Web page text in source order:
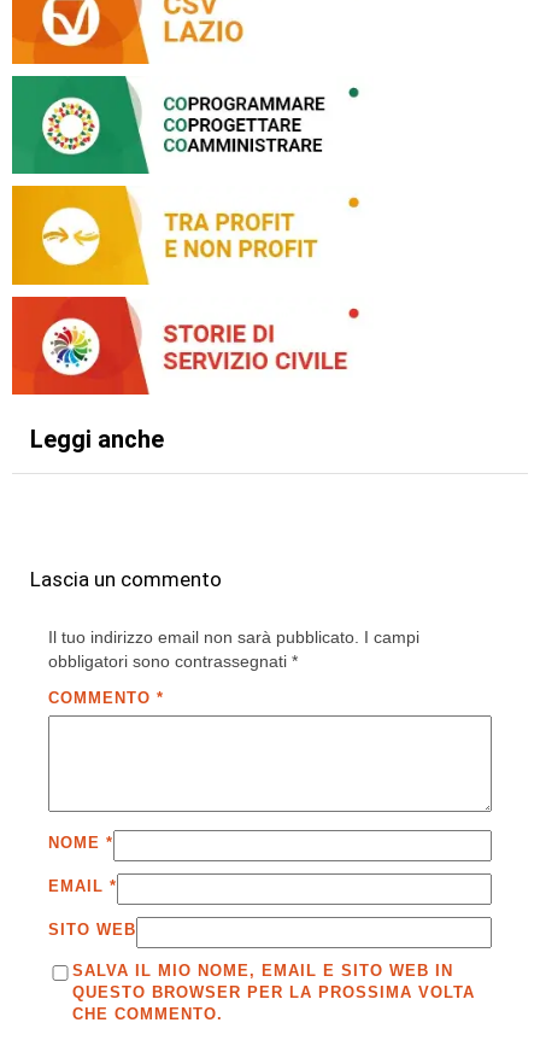
Leggi anche
Lascia un commento
Il tuo indirizzo email non sarà pubblicato. I campi
obbligatori sono contrassegnati *
COMMENTO *
NOME *
EMAIL *
SITO WEB
SALVA IL MIO NOME, EMAIL E SITO WEB IN
QUESTO BROWSER PER LA PROSSIMA VOLTA
CHE COMMENTO.